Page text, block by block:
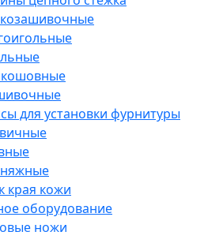
для установки фурнитуры
края кожи
оборудование
ножи